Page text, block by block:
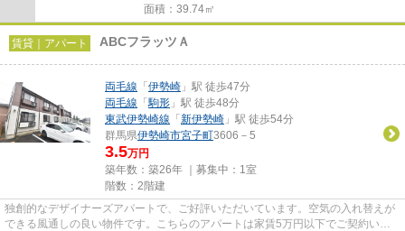
面積：39.74㎡
賃貸｜アパート ABCフラッツＡ
両毛線 「 伊勢崎 」駅 徒歩47分
両毛線 「駒形 」駅 徒歩48分
東武伊勢崎線 「 新伊勢崎 」駅 徒歩54分
群馬県伊勢崎市宮子町3606－5
3.5万円
築年数：築26年 ｜募集中： 1室
階数：2階建
独創的なデザイナーズアパートで、ご好評いただいています。空気の入れ替えが
できる風通しの良い物件です。こちらのアパートは家賃5万円以下でご契約いた